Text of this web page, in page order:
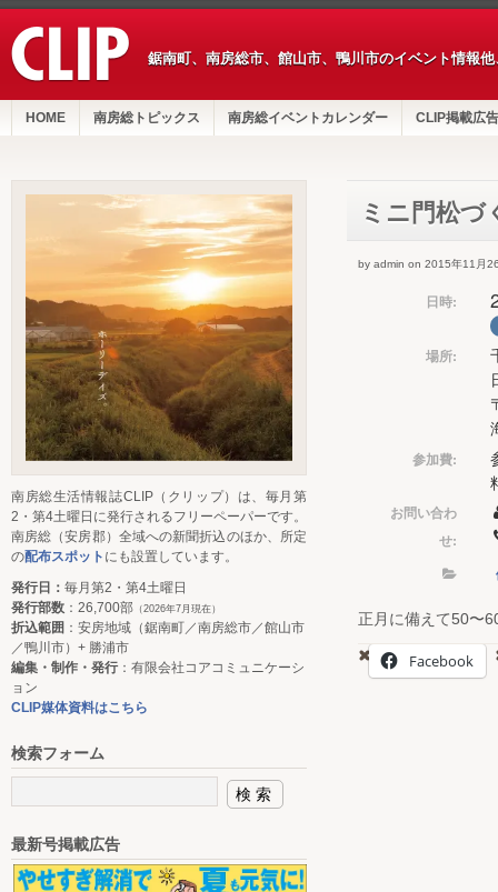
鋸南町、南房総市、館山市、鴨川市のイベント情報
HOME 南房総トピックス 南房総イベントカレンダー CLIP掲載広告
ミニ門松づ
by admin on 2015年11月
日時:
場所:
参加費:
お問い合わ
せ:
正月に備えて50〜
Facebook
南房総生活情報誌CLIP（クリップ）は、毎月第
2・第4土曜日に発行されるフリーペーパーです。
南房総（安房郡）全域への新聞折込のほか、所定
の配布スポット にも設置しています。
発行日： 毎月第2・第4土曜日
発行部数 ：26,700部 （2026年7月現在）
折込範囲 ：安房地域（鋸南町／南房総市／館山市
／鴨川市）+ 勝浦市
編集・制作・発行：有限会社コアコミュニケーシ
ョン
CLIP媒体資料はこちら
検索フォーム
最新号掲載広告